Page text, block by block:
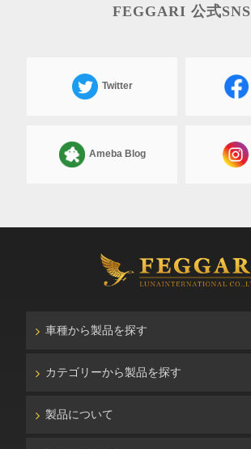
FEGGARI 公式SNS
Twitter
Ameba Blog
車種から製品を探す
カテゴリーから製品を探す
製品について